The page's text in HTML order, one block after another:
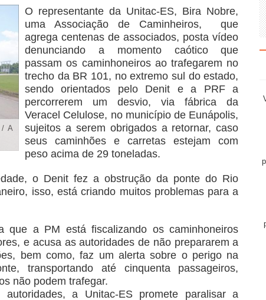
/ A
O representante da Unitac-ES, Bira Nobre,
uma Associação de Caminheiros, que
agrega centenas de associados, posta vídeo
denunciando a momento caótico que
passam os caminhoneiros ao trafegarem no
trecho da BR 101, no extremo sul do estado,
sendo orientados pelo Denit e a PRF a
percorrerem um desvio, via fábrica da
Veracel Celulose, no município de Eunápolis,
sujeitos a serem obrigados a retornar, caso
seus caminhões e carretas estejam com
peso acima de 29 toneladas.
o Denit fez a obstrução da ponte do Rio
isso, está criando muitos problemas para a
que a PM está fiscalizando os caminhoneiros
e acusa as autoridades de não prepararem a
bem como, faz um alerta sobre o perigo na
transportando até cinquenta passageiros,
não podem trafegar.
a Unitac-ES promete paralisar a